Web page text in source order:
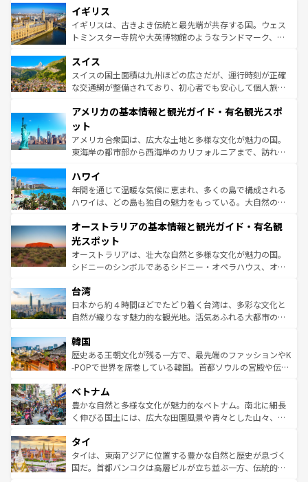
香り高いラベンダー畑など、多彩な楽しみ方が可能だ。さ
らに、パリ以外の地域にも魅力が溢れており、どの街角に
も豊かな歴史と文化が息づいている。パリ以外の個性あふ
を参照してほしい。
顔を持つこの国は、どこを歩いても飽きることがない。ベ
ルリンの文化的活気、バイエルン州のアルプスの絶景、そ
してライン川沿いのワイン畑といった風景は必見。ビール
は、お酒好きな人にはぜひ体験してほしい。 なお、新着の
ドイツ情報はコンテンツ一覧を参照してほしい。
イギリス
イギリスは、古きよき伝統と最先端が共存する国。ウェス
トミンスター寺院や大英博物館のようなランドマーク、歴
リアごとに異なる魅力がある。また、優雅なアフタヌーン
ティー、ビール好きにはたまらない英国パブ、サッカー観
戦など、本場だからこそできる体験も豊富。イギリスを旅
ンツ一覧を参照してほしい。
スイス
スイスの国土面積は九州ほどの広さだが、運行時刻が正確
な交通網が整備されており、初心者でも安心して個人旅行
の建物がそのまま残る町や、スイスならではのユニークな
博物館もあり、アルプス観光だけでなく町歩きも満喫する
ことができる。国民の所得が高いため物価も高いが、旅行
者向けの交通パス提供のサービスもあり、うまく活用すれ
着のスイス情報は
アメリカの基本情報と観光ガイド・有名観光スポ
ット
アメリカ合衆国は、広大な土地と多様な文化が魅力の国。
東海岸の都市部から西海岸のカリフォルニアまで、訪れる
のような巨大都市は、観光、ショッピング、エンターテイ
ンメントが詰まった刺激的なスポットだ。一方、アメリカ
西部には大自然が広がり、グランドキャニオンやイエロー
部のニューオーリンズでは、音楽と美食が融合した独特の
文化が魅力。旅行者はアメリカの各地域で異なる魅力を楽
しみながら、その多様性と豊かな歴史を感じることができ
るだろう。車でのロードトリップや列車の旅も、アメリカ
情報は
ハワイ
年間を通じて温暖な気候に恵まれ、多くの島で構成される
ハワイは、どの島も独自の魅力をもっている。大自然の神
ワイ島は見逃せない。また、定番の観光地といえばオアフ
島だが、静かな自然を求めるならマウイ島やカウアイ島が
おすすめ。エメラルドグリーンに輝く海をはじめ、豊かな
文化や歴史が息づいている。「アロハスピリット」と呼ば
人々、おいしいローカルフードやハワイアンミュージッ
ク、伝統的なフラダンスなど、すべてがハワイの魅力を彩
っている。訪れるたびに新しい発見と感動が待っているハ
はコンテンツ一覧
オーストラリアの基本情報と観光ガイド・有名観
光スポット
オーストラリアは、壮大な自然と多様な文化が魅力の国。
シドニーのシンボルであるシドニー・オペラハウス、オー
リアリーフや大陸中央部にそびえるウルル（エアーズロッ
ク）、タスマニアの美しい原生林やケアンズの熱帯雨林な
ど、見どころがたくさん。また、カフェやワイン、オージ
いる。アクティビティも充実しており、サーフィンやダイ
ビング、ハイキングなど、アウトドア好きにはたまらな
い。オーストラリアの多彩な魅力を存分に味わいつくそ
参照してほしい。
台湾
日本から約４時間ほどでたどり着く台湾は、多彩な文化と
自然が織りなす魅力的な観光地。活気あふれる大都市の台
ン）、静ひつな山岳地帯である台湾東部など、都市の喧騒
と山間の静けさが共存しており、訪れる人に新しい発見と
驚きをもたらしてくれる。また、奥深い台湾の食文化も魅
容にもいいと評判のスイーツなど、バラエティ豊かな料理
が味わえる。 なお、新着の台湾情報は コンテンツ一覧を参
照してほしい。
韓国
歴史ある王朝文化が残る一方で、最先端のファッションやK
-POPで世界を席巻している韓国。首都ソウルの宮殿や伝統
き、地方に足を延ばせば四季折々の自然美を楽しむことが
できる。そして、キムチや焼肉、絶品のストリートフード
まで、さまざまな韓国料理が待っている。夜には、韓国な
リティに包まれながら、韓国の多彩な魅力を心ゆくまで味
わってみてほしい。 なお、新着の韓国情報はコンテンツ一
覧を参照してほしい。
ベトナム
豊かな自然と多様な文化が魅力的なベトナム。南北に細長
く伸びる国土には、広大な田園風景や青々とした山々、世
急速な発展と共に伝統が息づく。ハノイの古い町並みやホ
ーチミン市のフランス統治時代の建物も、独特の雰囲気を
醸し出している。また、バラエティの豊かさとおいしさで
タイ
タイは、東南アジアに位置する豊かな自然と歴史が息づく
国だ。首都バンコクは高層ビルが立ち並ぶ一方、伝統的な